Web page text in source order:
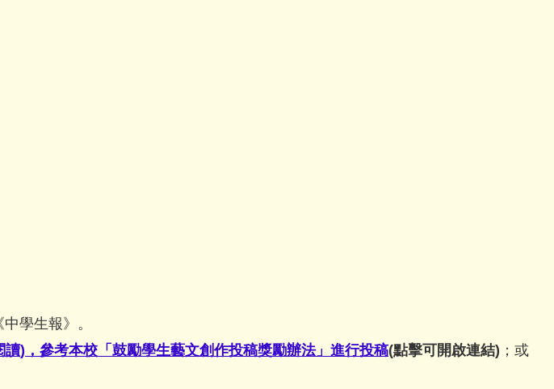
學生報》。
)，參考本校「鼓勵學生藝文創作投稿獎勵辦法」進行投稿(點擊可開啟連結) ；或